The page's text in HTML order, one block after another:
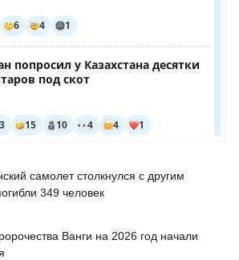
самолет столкнулся с другим
349 человек
Ванги на 2026 год начали